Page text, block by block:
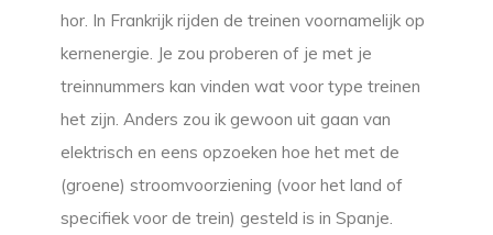
hor. In Frankrijk rijden de treinen voornamelijk op
kernenergie. Je zou proberen of je met je
treinnummers kan vinden wat voor type treinen
het zijn. Anders zou ik gewoon uit gaan van
elektrisch en eens opzoeken hoe het met de
(groene) stroomvoorziening (voor het land of
specifiek voor de trein) gesteld is in Spanje.